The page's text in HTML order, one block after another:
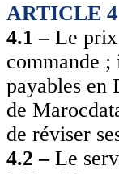
ARTICLE
4.1 –Le prix
commande ;
payables en
de
de réviser
4.2 – Le